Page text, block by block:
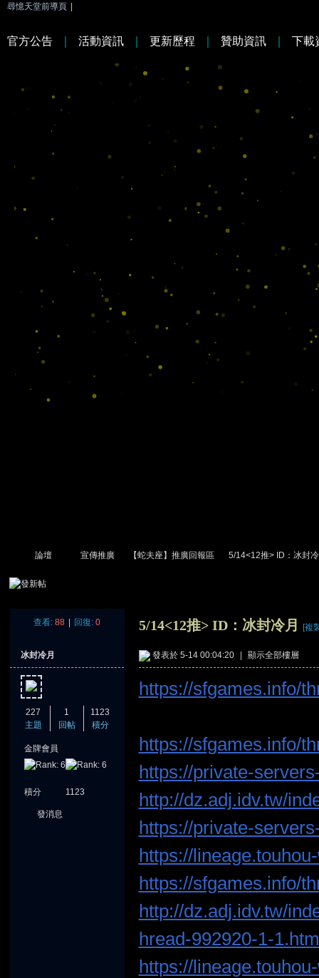
尋憶天堂前導頁
論壇 宣傳推廣 【蛇夫座】推廣回報區 5/14<12推> ID：冰封
查看: 88 回復: 0 5/14<12推> ID：冰封冷月 [複
冰封冷月
227
主題
1
回帖
1123
積分
金牌會員
積分 1123
發消息
發表於 5-14 00:04:20 顯示全部樓層
https://sfgames.info/
https://sfgames.info/
https://private-
http://dz.adj.idv.tw/
https://private-
https://
https://sfgames.info/
http://dz.adj.idv.tw/
hread-992920-1-
https://